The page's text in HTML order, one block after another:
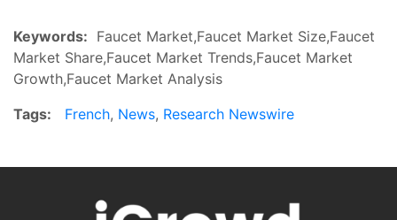
Keywords: Faucet Market,Faucet Market Size,Faucet
Market Share,Faucet Market Trends,Faucet Market
Growth,Faucet Market Analysis
Tags:
French, News, Research Newswire